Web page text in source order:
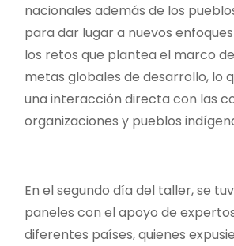
nacionales además de los
para dar lugar a nuevos
los retos que plantea el marco
metas globales de desarrollo, lo
una interacción directa con las
organizaciones y pueblos
En el segundo día del taller, se
paneles con el apoyo de
diferentes países, quienes